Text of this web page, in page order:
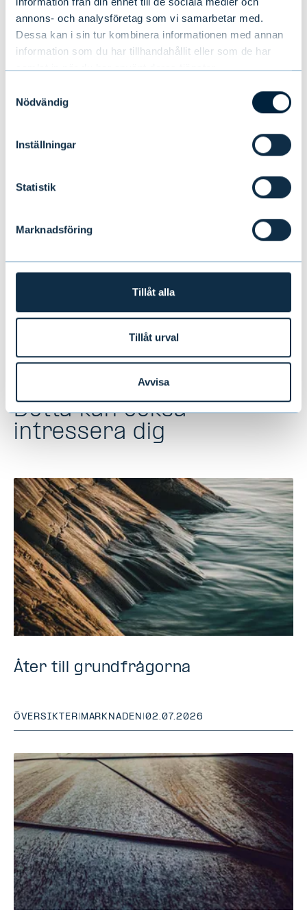
annons- och analysföretag som vi samarbetar med.
Dessa kan i sin tur kombinera informationen med annan
information som du har tillhandahållit eller som de har
samlat in när du har använt deras tjänster.
Nödvändig
Inställningar
Statistik
Marknadsföring
Tillåt alla
Tillåt urval
Avvisa
Tomas Hildebrandt
marknadsstrateg, Evli Abp
Detta kan också
intressera dig
Åter till grundfrågorna
ÖVERSIKTER MARKNADEN |02.07.2026